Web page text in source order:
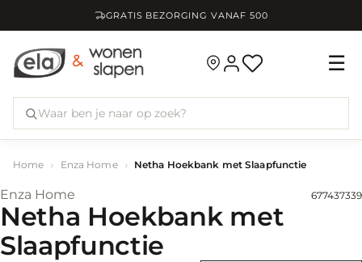
GRATIS BEZORGING VANAF 500
☰
Home Enza Home Netha Hoekbank met Slaapfunctie
Enza Home 677437339
Netha Hoekbank met
Slaapfunctie